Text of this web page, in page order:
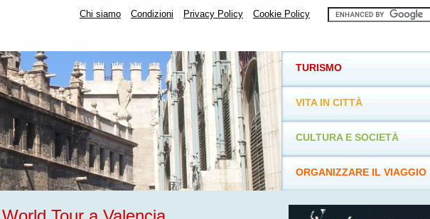
Chi siamo Condizioni Privacy Policy Cookie Policy
TURISMO
VITA IN CITTÀ
CULTURA E SOCIETÀ
ORGANIZZARE IL VIAGGIO